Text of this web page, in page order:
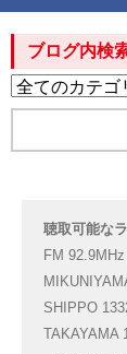
ブログ内検
聴取可能な
FM
SHIPPO
TAKAYAMA